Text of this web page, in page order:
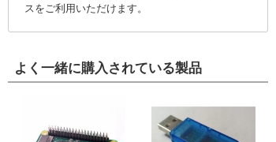
スをご利用いただけます。
よく一緒に購入されている製品